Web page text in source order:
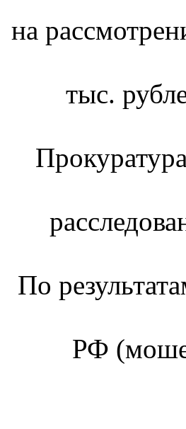
на
тыс.
По
РФ